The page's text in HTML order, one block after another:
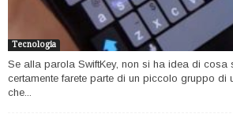
Tecnologia
Se alla parola SwiftKey, non si ha idea di cosa
certamente farete parte di un piccolo gruppo di
che...